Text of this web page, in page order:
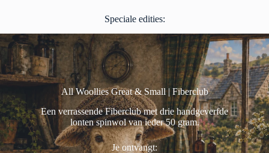
Speciale edities:
All Woollies Great & Small | Fiberclub
Een verrassende Fiberclub met drie handgeverfde
lonten spinwol van ieder 50 gram.
Je ontvangt: